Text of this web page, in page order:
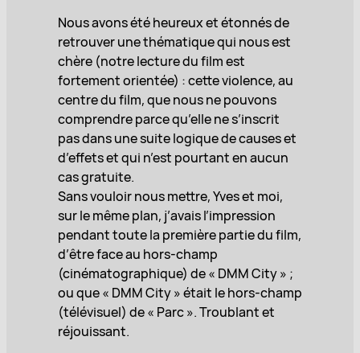
Nous avons été heureux et étonnés de
retrouver une thématique qui nous est
chère (notre lecture du film est
fortement orientée) : cette violence, au
centre du film, que nous ne pouvons
comprendre parce qu’elle ne s’inscrit
pas dans une suite logique de causes et
d’effets et qui n’est pourtant en aucun
cas gratuite.
Sans vouloir nous mettre, Yves et moi,
sur le même plan, j’avais l’impression
pendant toute la première partie du film,
d’être face au hors-champ
(cinématographique) de « DMM City » ;
ou que « DMM City » était le hors-champ
(télévisuel) de « Parc ». Troublant et
réjouissant.